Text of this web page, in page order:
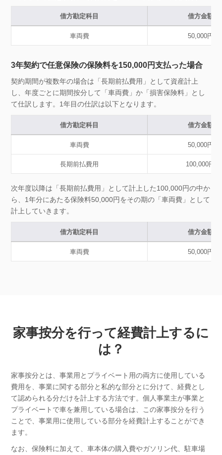
借方勘定科目 借方金額
車両費 50,000円
3年契約で任意保険の保険料を150,000円支払った場合
契約期間が複数年の場合は「長期前払費用」として資産計上
し、年度ごとに期間按分して「車両費」か「損害保険料」とし
て仕訳します。1年目の仕訳は以下となります。
借方勘定科目 借方金額
車両費 50,000円
長期前払費用 100,000円
次年度以降は「長期前払費用」として計上した100,000円の中か
ら、1年分にあたる保険料50,000円をその期の「車両費」として
計上していきます。
借方勘定科目 借方金額
車両費 50,000円
家事按分を行って経費計上するに
は？
家事按分とは、事業用とプライベート用の両方に使用している
費用を、事業に関する部分と私的な部分とに分けて、経費とし
て認められる分だけを計上する方法です。個人事業主が事業と
プライベートで車を兼用している場合は、この家事按分を行う
ことで、事業用に使用している部分を経費計上することができ
ます。
なお、保険料に加えて、車本体の購入費やガソリン代、駐車場